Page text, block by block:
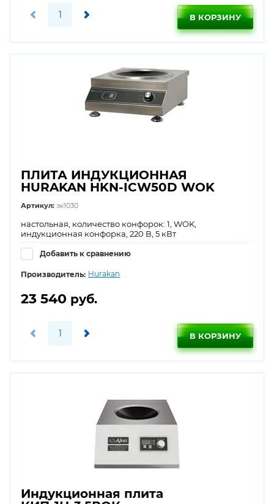
В КОРЗИНУ
ПЛИТА ИНДУКЦИОННАЯ
HURAKAN HKN-ICW50D WOK
Артикул: эк1030
настольная, количество конфорок: 1, WOK,
индукционная конфорка, 220 В, 5 кВт
Добавить к сравнению
Производитель: Hurakan
23 540 руб.
В КОРЗИНУ
Индукционная плита